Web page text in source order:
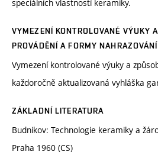
speciálních vlastností keramiky.
VYMEZENÍ KONTROLOVANÉ VÝUKY
PROVÁDĚNÍ A FORMY
Vymezení kontrolované výuky a
každoročně aktualizovaná vyhláška
ZÁKLADNÍ LITERATURA
Budnikov: Technologie keramiky a
Praha 1960 (CS)